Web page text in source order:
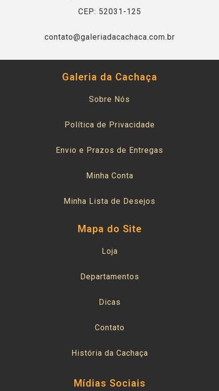
CEP: 52031-125
contato@galeriadacachaca.com.br
Galeria da Cachaça
Sobre Nós
Política de Privacidade
Envio e Prazos de Entregas
Minha Conta
Minha Lista de Desejos
Mapa do Site
Loja
Departamentos
Dicas
Contato
História da Cachaça
Mídias Sociais